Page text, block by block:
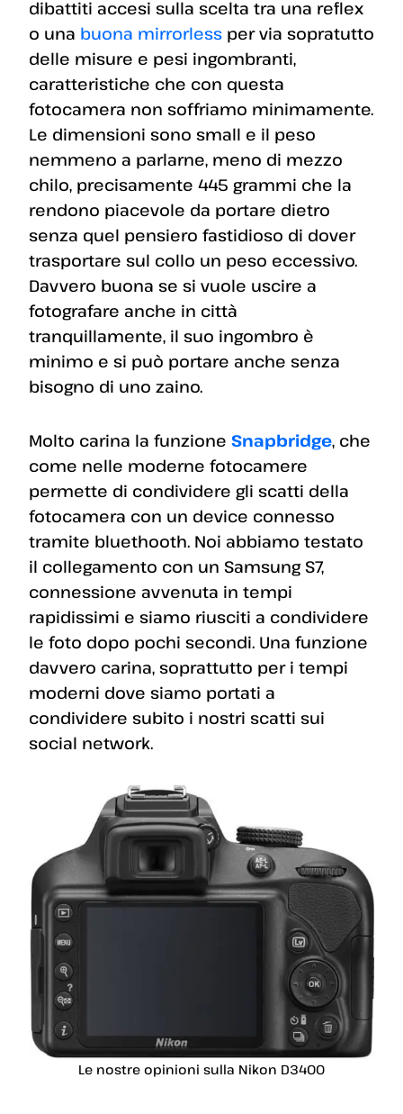
dibattiti accesi sulla scelta tra una reflex
o una buona mirrorless per via sopratutto
delle misure e pesi ingombranti,
caratteristiche che con questa
fotocamera non soffriamo minimamente.
Le dimensioni sono small e il peso
nemmeno a parlarne, meno di mezzo
chilo, precisamente 445 grammi che la
rendono piacevole da portare dietro
senza quel pensiero fastidioso di dover
trasportare sul collo un peso eccessivo.
Davvero buona se si vuole uscire a
fotografare anche in città
tranquillamente, il suo ingombro è
minimo e si può portare anche senza
bisogno di uno zaino.
Molto carina la funzione Snapbridge, che
come nelle moderne fotocamere
permette di condividere gli scatti della
fotocamera con un device connesso
tramite bluethooth. Noi abbiamo testato
il collegamento con un Samsung S7,
connessione avvenuta in tempi
rapidissimi e siamo riusciti a condividere
le foto dopo pochi secondi. Una funzione
davvero carina, soprattutto per i tempi
moderni dove siamo portati a
condividere subito i nostri scatti sui
social network.
Le nostre opinioni sulla Nikon D3400